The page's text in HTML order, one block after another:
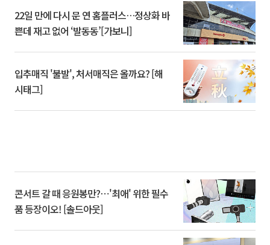
22일 만에 다시 문 연 홈플러스…정상화 바
쁜데 재고 없어 ‘발동동’[가보니]
입추매직 '불발', 처서매직은 올까요? [해
시태그]
콘서트 갈 때 응원봉만?⋯'최애' 위한 필수
품 등장이오! [솔드아웃]